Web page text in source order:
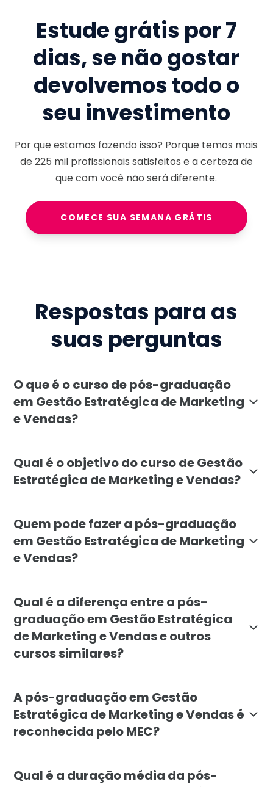
Estude grátis por 7
dias, se não gostar
devolvemos todo o
seu investimento
Por que estamos fazendo isso? Porque temos mais
de225 milprofissionais satisfeitos e a certeza de
que com você não será diferente.
COMECE SUA SEMANA GRÁTIS
Respostas para as
suas perguntas
O que é o curso de pós-graduação
em Gestão Estratégica de Marketing
e Vendas?
Qual é o objetivo do curso de Gestão
Estratégica de Marketing e Vendas?
Quem pode fazer a pós-graduação
em Gestão Estratégica de Marketing
e Vendas?
Qual é a diferença entre a pós-
graduação em Gestão Estratégica
de Marketing e Vendas e outros
cursos similares?
A pós-graduação em Gestão
Estratégica de Marketing e Vendas é
reconhecida pelo MEC?
Qual é a duração média da pós-